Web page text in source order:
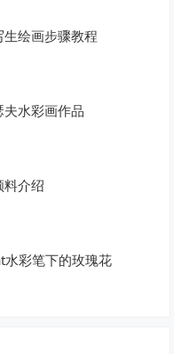
绘画步骤教程
水彩画作品
料介绍
彩笔下的玫瑰花